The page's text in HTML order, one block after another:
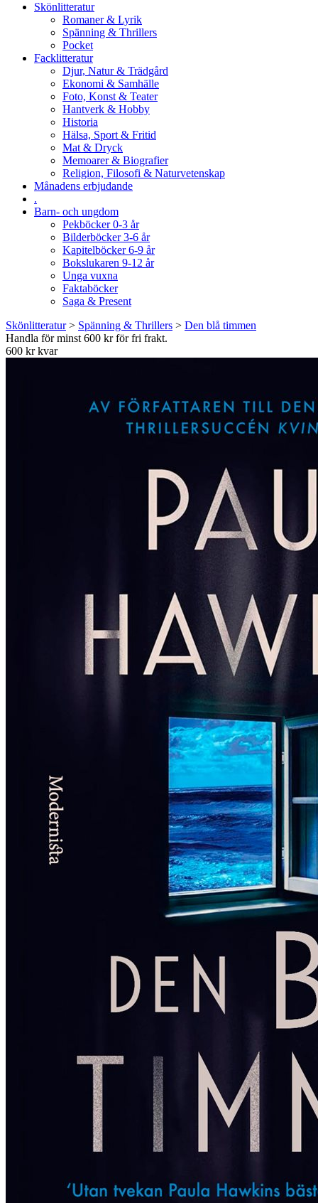
Skönlitteratur
Romaner & Lyrik
Spänning & Thrillers
Pocket
Facklitteratur
Djur, Natur & Trädgård
Ekonomi & Samhälle
Foto, Konst & Teater
Hantverk & Hobby
Historia
Hälsa, Sport & Fritid
Mat & Dryck
Memoarer & Biografier
Religion, Filosofi & Naturvetenskap
Månadens erbjudande
.
Barn- och ungdom
Pekböcker 0-3 år
Bilderböcker 3-6 år
Kapitelböcker 6-9 år
Bokslukaren 9-12 år
Unga vuxna
Faktaböcker
Saga & Present
Skönlitteratur> Spänning & Thrillers > Den blå timmen
Handla för minst 600 kr för fri frakt.
600 kr kvar